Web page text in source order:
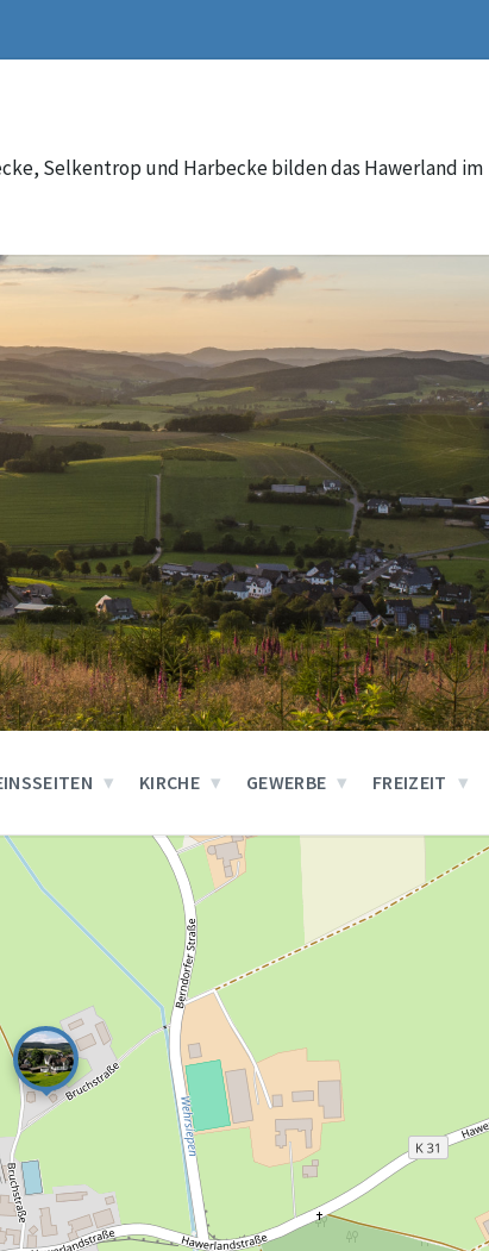
Selkentrop und Harbecke bilden das Hawerland im
KIRCHE GEWERBE FREIZEIT